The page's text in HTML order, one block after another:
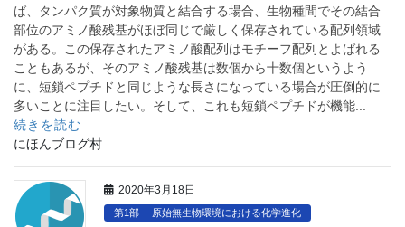
ば、タンパク質が対象物質と結合する場合、生物種間でその結合
部位のアミノ酸残基がほぼ同じで厳しく保存されている配列領域
がある。この保存されたアミノ酸配列はモチーフ配列とよばれる
こともあるが、そのアミノ酸残基は数個から十数個というよう
に、短鎖ペプチドと同じような長さになっている場合が圧倒的に
多いことに注目したい。そして、これも短鎖ペプチドが機能...
続きを読む
にほんブログ村
2020年3月18日
第1部 原始無生物環境における化学進化